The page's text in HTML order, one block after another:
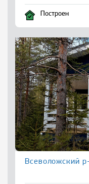
Построен
Всеволожский